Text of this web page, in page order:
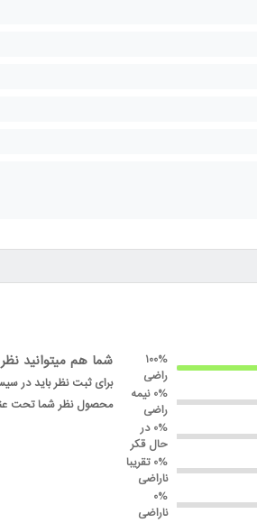
100%
راضی
0% نیمه
راضی
0% در
حال قکر
0% تقریبا
ناراضی
0%
ناراضی
شما هم میتوانید
برای ثبت نظر باید در
محصول نظر شما تحت